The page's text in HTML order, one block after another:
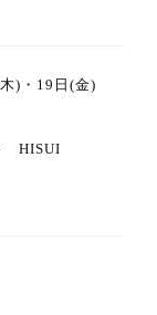
)・19日(金)
HISUI